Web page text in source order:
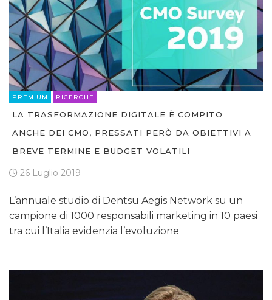
PREMIUM RICERCHE
LA TRASFORMAZIONE DIGITALE È COMPITO
ANCHE DEI CMO, PRESSATI PERÒ DA OBIETTIVI A
BREVE TERMINE E BUDGET VOLATILI
26 Luglio 2019
L’annuale studio di Dentsu Aegis Network su un
campione di 1000 responsabili marketing in 10 paesi
tra cui l’Italia evidenzia l’evoluzione